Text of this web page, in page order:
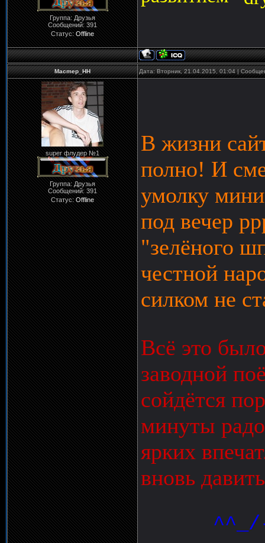
Группа: Друзья
Сообщений:391
Статус:Offline
Macmep_HH Дата: Вторник, 21.04.2015, 01:04 |
super флудер №1
Группа: Друзья
Сообщений:391
Статус:Offline
В жизни
полно! И
умолку
под вечер
"зелёного
честной
силком не
Всё это
заводной
сойдётся
минуты
ярких
вновь